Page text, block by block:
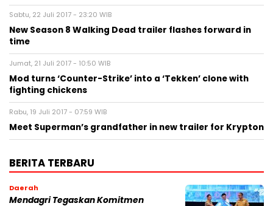
Sabtu, 22 Juli 2017 - 23:20 WIB
New Season 8 Walking Dead trailer flashes forward in
time
Jumat, 21 Juli 2017 - 10:50 WIB
Mod turns ‘Counter-Strike’ into a ‘Tekken’ clone with
fighting chickens
Rabu, 19 Juli 2017 - 07:59 WIB
Meet Superman’s grandfather in new trailer for Krypton
BERITA TERBARU
Daerah
Mendagri Tegaskan Komitmen